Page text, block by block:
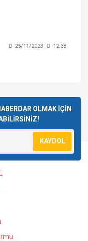
25/11/2023 12:38
OLMAK İÇİN
KAYDOL